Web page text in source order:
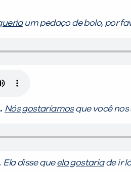
um pedaço de bolo, por
Nós gostaríamosque você nos
Ela disse queela gostariade ir